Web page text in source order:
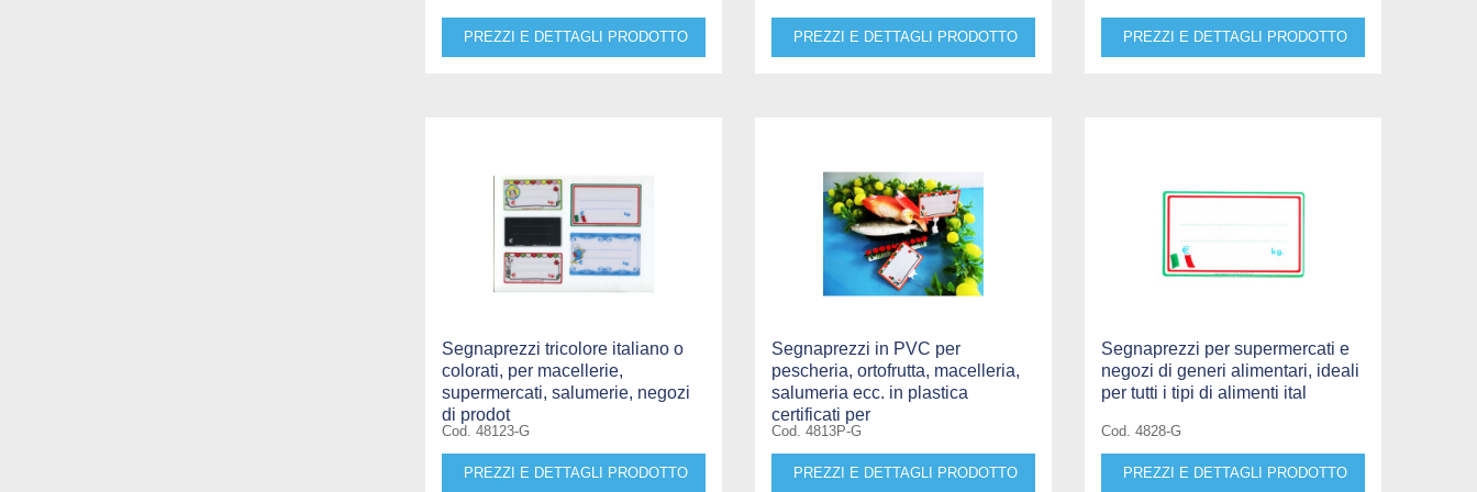
PREZZI E DETTAGLI PRODOTTO PREZZI E DETTAGLI PRODOTTO PREZZI E DETTAGLI PRODOTTO
Segnaprezzi tricolore italiano o
colorati, per macellerie,
supermercati, salumerie, negozi
di prodot
Cod. 48123-G
PREZZI E DETTAGLI PRODOTTO
Segnaprezzi in PVC per
pescheria, ortofrutta, macelleria,
salumeria ecc. in plastica
certificati per
Cod. 4813P-G
PREZZI E DETTAGLI PRODOTTO
Segnaprezzi per supermercati e
negozi di generi alimentari, ideali
per tutti i tipi di alimenti ital
Cod. 4828-G
PREZZI E DETTAGLI PRODOTTO